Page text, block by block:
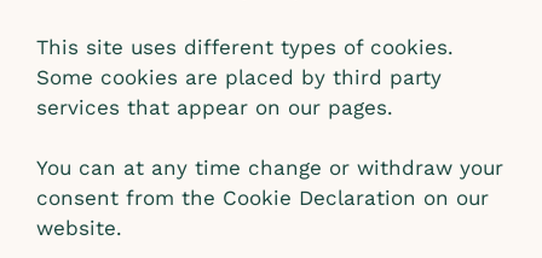
This site uses different types of cookies.
Some cookies are placed by third party
services that appear on our pages.
You can at any time change or withdraw your
consent from the Cookie Declaration on our
website.